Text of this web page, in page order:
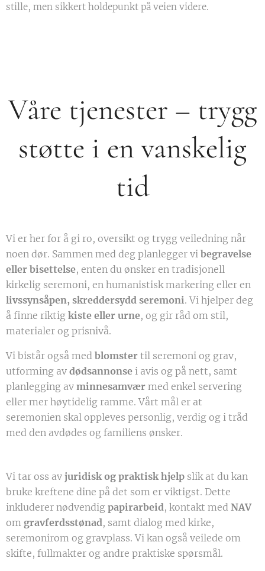
stille, men sikkert holdepunkt på veien videre.
Våre tjenester – trygg
støtte i en vanskelig
tid
Vi er her for å gi ro, oversikt og trygg veiledning når
noen dør. Sammen med deg planlegger vi begravelse
eller bisettelse, enten du ønsker en tradisjonell
kirkelig seremoni, en humanistisk markering eller en
livssynsåpen, skreddersydd seremoni. Vi hjelper deg
å finne riktig kiste eller urne, og gir råd om stil,
materialer og prisnivå.
Vi bistår også med blomster til seremoni og grav,
utforming av dødsannonse i avis og på nett, samt
planlegging av minnesamvær med enkel servering
eller mer høytidelig ramme. Vårt mål er at
seremonien skal oppleves personlig, verdig og i tråd
med den avdødes og familiens ønsker.
Vi tar oss av juridisk og praktisk hjelp slik at du kan
bruke kreftene dine på det som er viktigst. Dette
inkluderer nødvendig papirarbeid, kontakt med NAV
om gravferdsstønad, samt dialog med kirke,
seremonirom og gravplass. Vi kan også veilede om
skifte, fullmakter og andre praktiske spørsmål.